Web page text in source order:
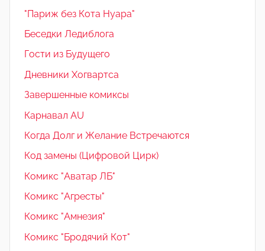
"Париж без Кота Нуара"
Беседки Ледиблога
Гости из Будущего
Дневники Хогвартса
Завершенные комиксы
Карнавал AU
Когда Долг и Желание Встречаются
Код замены (Цифровой Цирк)
Комикс "Аватар ЛБ"
Комикс "Агресты"
Комикс "Амнезия"
Комикс "Бродячий Кот"